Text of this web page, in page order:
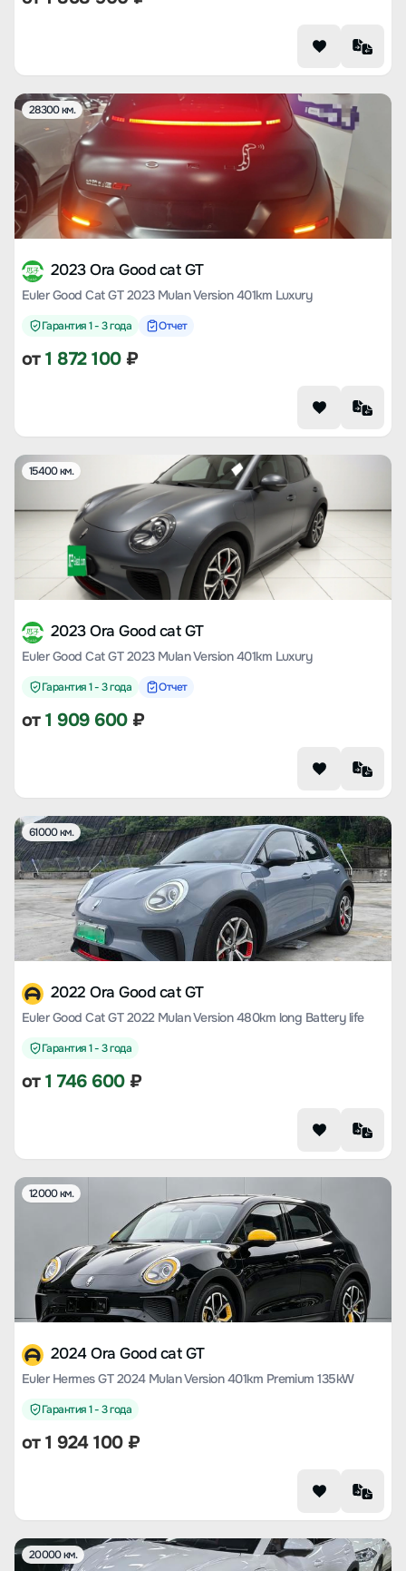
28300 км.
2023 Ora Good cat GT
Euler Good Cat GT 2023 Mulan Version 401km Luxury
Гарантия 1 - 3 года Отчет
от1 872 100₽
15400 км.
2023 Ora Good cat GT
Euler Good Cat GT 2023 Mulan Version 401km Luxury
Гарантия 1 - 3 года Отчет
от1 909 600₽
61000 км.
2022 Ora Good cat GT
Euler Good Cat GT 2022 Mulan Version 480km long Battery life
Гарантия 1 - 3 года
от1 746 600₽
12000 км.
2024 Ora Good cat GT
Euler Hermes GT 2024 Mulan Version 401km Premium 135kW
Гарантия 1 - 3 года
от1 924 100₽
20000 км.